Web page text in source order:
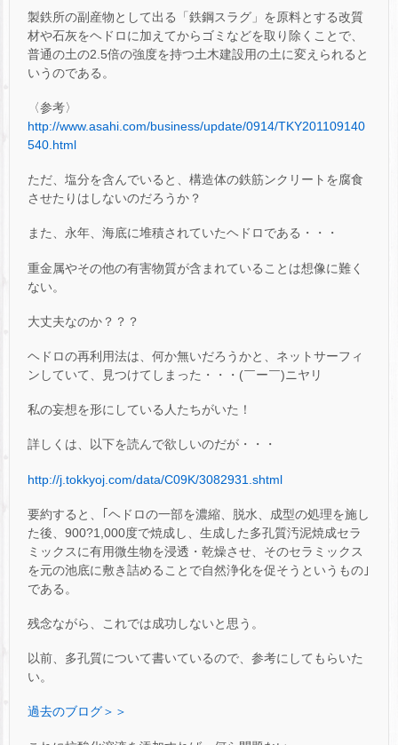
製鉄所の副産物として出る「鉄鋼スラグ」を原料とする改質
材や石灰をヘドロに加えてからゴミなどを取り除くことで、
普通の土の2.5倍の強度を持つ土木建設用の土に変えられると
いうのである。
〈参考〉
http://www.asahi.com/business/update/0914/TKY201109140
540.html
ただ、塩分を含んでいると、構造体の鉄筋ンクリートを腐食
させたりはしないのだろうか？
また、永年、海底に堆積されていたヘドロである・・・
重金属やその他の有害物質が含まれていることは想像に難く
ない。
大丈夫なのか？？？
ヘドロの再利用法は、何か無いだろうかと、ネットサーフィ
ンしていて、見つけてしまった・・・(￣ー￣)ニヤリ
私の妄想を形にしている人たちがいた！
詳しくは、以下を読んで欲しいのだが・・・
http://j.tokkyoj.com/data/C09K/3082931.shtml
要約すると、｢ヘドロの一部を濃縮、脱水、成型の処理を施し
た後、900?1,000度で焼成し、生成した多孔質汚泥焼成セラ
ミックスに有用微生物を浸透・乾燥させ、そのセラミックス
を元の池底に敷き詰めることで自然浄化を促そうというもの｣
である。
残念ながら、これでは成功しないと思う。
以前、多孔質について書いているので、参考にしてもらいた
い。
過去のブログ＞＞